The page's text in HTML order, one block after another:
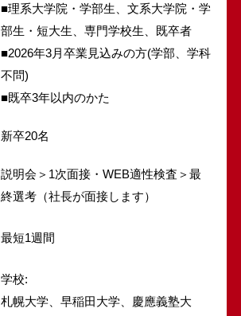
■理系大学院・学部生、文系大学院・学
部生・短大生、専門学校生、既卒者
■2026年3月卒業見込みの方(学部、学科
不問)
■既卒3年以内のかた
新卒20名
説明会＞1次面接・WEB適性検査＞最
終選考（社長が面接します）
最短1週間
学校:
札幌大学、早稲田大学、慶應義塾大